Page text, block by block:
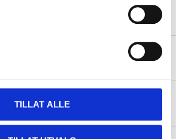
TILLAT ALLE
and other information